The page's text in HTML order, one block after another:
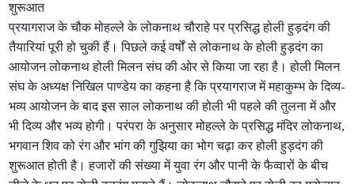
शुरूआत
प्रयागराज के चौक मोहल्ले के लोकनाथ चौराहे पर प्रसिद्ध होली हुड़दंग की
तैयारियां पूरी हो चुकी हैं। पिछले कई वर्षों से लोकनाथ के होली हुड़दंग का
आयोजन लोकनाथ होली मिलन संघ की ओर से किया जा रहा है। होली मिलन
संघ के अध्यक्ष निखिल पाण्डेय का कहना है कि प्रयागराज में महाकुम्भ के दिव्य-
भव्य आयोजन के बाद इस साल लोकनाथ की होली भी पहले की तुलना में और
भी दिव्य और भव्य होगी। परंपरा के अनुसार मोहल्ले के प्रसिद्ध मंदिर लोकनाथ,
भगवान शिव को रंग और भांग की गुझिया का भोग चढ़ा कर होली हुड़दंग की
शुरूआत होती है। हजारों की संख्या में युवा रंग और पानी के फैव्वारों के बीच